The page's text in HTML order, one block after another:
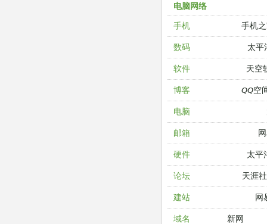
电脑网络
手机
手机
数码 太平
软件 天空
博客 QQ空
电脑
邮箱
硬件 太平
论坛 天涯
建站 网
域名 新网